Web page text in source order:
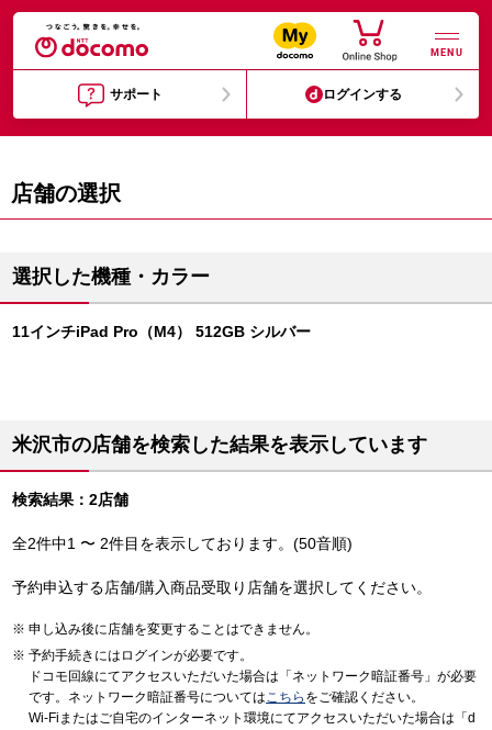
MENU
サポート ログインする
店舗の選択
選択した機種・カラー
11インチiPad Pro（M4） 512GB シルバー
米沢市の店舗を検索した結果を表示しています
検索結果：2店舗
全2件中1 〜 2件目を表示しております。(50音順)
予約申込する店舗/購入商品受取り店舗を選択してください。
申し込み後に店舗を変更することはできません。
予約手続きにはログインが必要です。
ドコモ回線にてアクセスいただいた場合は「ネットワーク暗証番号」が必要
です。ネットワーク暗証番号についてはこちら をご確認ください。
Wi-Fiまたはご自宅のインターネット環境にてアクセスいただいた場合は「d